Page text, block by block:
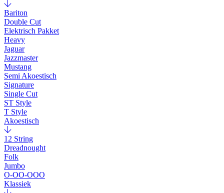
Bariton
Double Cut
Elektrisch Pakket
Heavy
Jaguar
Jazzmaster
Mustang
Semi Akoestisch
Signature
Single Cut
ST Style
T Style
Akoestisch
12 String
Dreadnought
Folk
Jumbo
O-OO-OOO
Klassiek